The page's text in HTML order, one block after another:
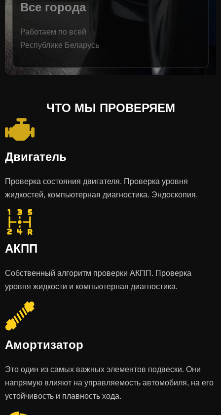
Все города
Работаем по всей
Республике Беларусь
ЧТО МЫ ПРОВЕРЯЕМ
Двигатель
Проверка состояния двигателя. Проверка уровня
жидкостей, компьютерная диагностика. Эндоскопия.
АКПП
Собственный алгоритм проверки АКПП. Проверка
уровня жидкости и компьютерная диагностика.
Амортизатор
Это один из самых важных элементов подвески. Они
напрямую влияют на управляемость автомобиля, на его
устойчивость и плавность хода.